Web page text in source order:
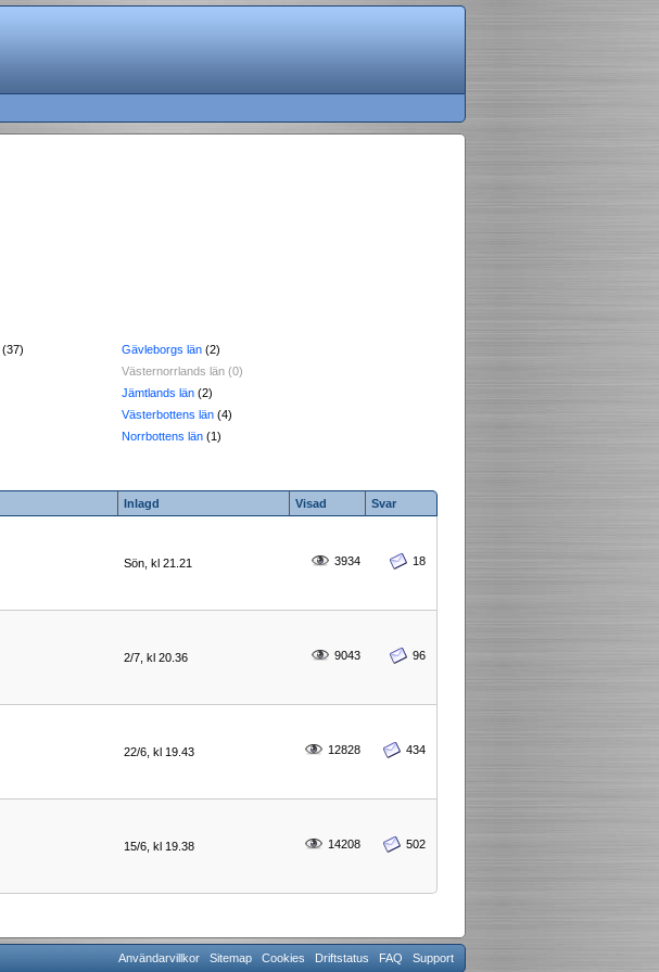
(37)
Gävleborgs län (2)
Västernorrlands län (0)
Jämtlands län (2)
Västerbottens län (4)
Norrbottens län (1)
Inlagd Visad Svar
Sön, kl 21.21 3934 18
2/7, kl 20.36 9043 96
22/6, kl 19.43 12828 434
15/6, kl 19.38 14208 502
Användarvillkor Sitemap Cookies Driftstatus FAQ Support